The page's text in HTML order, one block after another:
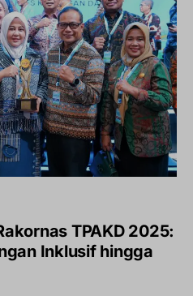
TPAKD 2025:
Inklusif hingga